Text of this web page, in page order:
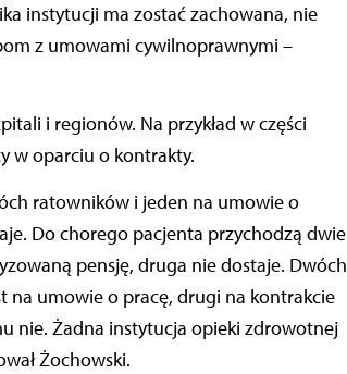
instytucji ma zostać zachowana, nie
z umowami cywilnoprawnymi –
i regionów. Na przykład w części
w oparciu o kontrakty.
ratowników i jeden na umowie o
Do chorego pacjenta przychodzą dwie
pensję, druga nie dostaje. Dwóch
na umowie o pracę, drugi na kontrakcie
nie. Żadna instytucja opieki zdrowotnej
Żochowski.